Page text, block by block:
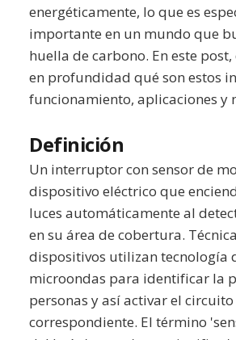
energéticamente, lo que es
importante en un mundo que
huella de carbono. En este
en profundidad qué son estos
funcionamiento, aplicaciones y
Definición
Un interruptor con sensor de
dispositivo eléctrico que
luces automáticamente al
en su área de cobertura.
dispositivos utilizan tecnología
microondas para identificar la
personas y así activar el
correspondiente. El término